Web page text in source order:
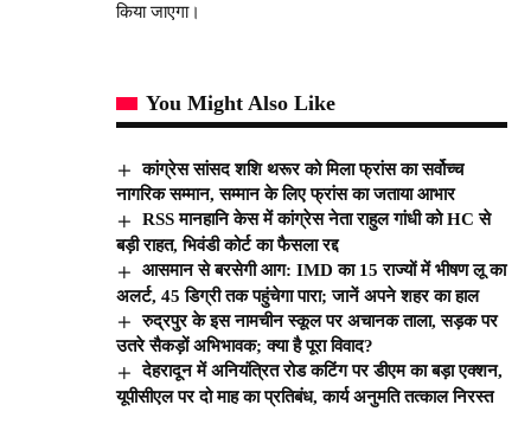
किया जाएगा।
You Might Also Like
कांग्रेस सांसद शशि थरूर को मिला फ्रांस का सर्वोच्च
नागरिक सम्मान, सम्मान के लिए फ्रांस का जताया आभार
RSS मानहानि केस में कांग्रेस नेता राहुल गांधी को HC से
बड़ी राहत, भिवंडी कोर्ट का फैसला रद्द
आसमान से बरसेगी आग: IMD का 15 राज्यों में भीषण लू का
अलर्ट, 45 डिग्री तक पहुंचेगा पारा; जानें अपने शहर का हाल
रुद्रपुर के इस नामचीन स्कूल पर अचानक ताला, सड़क पर
उतरे सैकड़ों अभिभावक; क्या है पूरा विवाद?
देहरादून में अनियंत्रित रोड कटिंग पर डीएम का बड़ा एक्शन,
यूपीसीएल पर दो माह का प्रतिबंध, कार्य अनुमति तत्काल निरस्त